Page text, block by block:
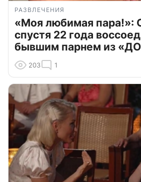
РАЗВЛЕЧЕНИЯ
«Моя любимая пара!»:
спустя 22 года
бывшим парнем из
203 1